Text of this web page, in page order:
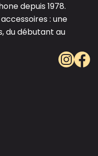
depuis 1978.
: une
du débutant au